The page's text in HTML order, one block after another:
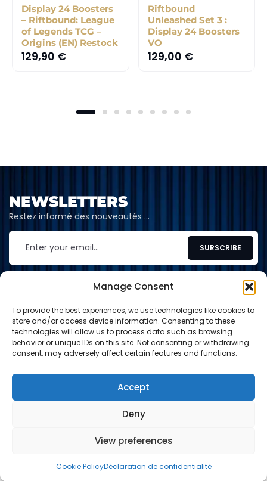
Manage Consent
To provide the best experiences, we use technologies like cookies to
store and/or access device information. Consenting to these
technologies will allow us to process data such as browsing
behavior or unique IDs on this site. Not consenting or withdrawing
consent, may adversely affect certain features and functions.
Accept
Deny
View preferences
Cookie PolicyDéclaration de confidentialité
BOUTIQUE SEARCH WISHLIST
Display 24 Boosters
– Riftbound: League
of Legends TCG –
Origins (EN) Restock
129,90 €
Riftbound
Unleashed Set 3 :
Display 24 Boosters
VO
129,00 €
NEWSLETTERS
Restez informé des nouveautés …
CONTACT
contact@shop-tcg.fr
INFORMATION
© 2024-2026 Shop TCG. Tous droits réservés.